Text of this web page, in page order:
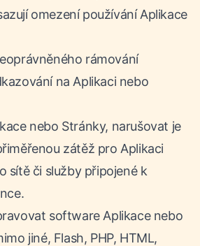
omezení používání Aplikace
rámování
na Aplikaci nebo
nebo Stránky, narušovat je
zátěž pro Aplikaci
sítě či služby připojené k
software Aplikace nebo
jiné, Flash, PHP, HTML,